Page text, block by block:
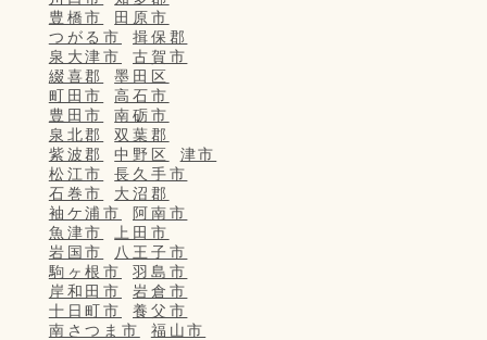
豊橋市
田原市
つがる市
揖保郡
泉大津市
古賀市
綴喜郡
墨田区
町田市
高石市
豊田市
南砺市
泉北郡
双葉郡
紫波郡
中野区
津市
松江市
長久手市
石巻市
大沼郡
袖ケ浦市
阿南市
魚津市
上田市
岩国市
八王子市
駒ヶ根市
羽島市
岸和田市
岩倉市
十日町市
養父市
南さつま市
福山市